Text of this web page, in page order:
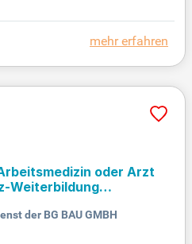
in einem zukunftsor
Sie von unserer
mehr erfahren
oder Arzt
Weiterbildung
der BG BAU GMBH